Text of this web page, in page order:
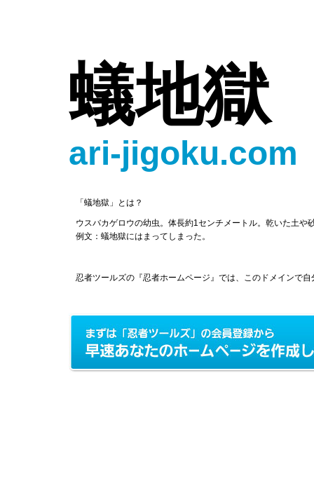
蟻地獄
ari-jigoku.com
「蟻地獄」とは？
ウスバカゲロウの幼虫。体長約1センチメートル。乾いた土
例文：蟻地獄にはまってしまった。
忍者ツールズの『忍者ホームページ』では、このドメインで